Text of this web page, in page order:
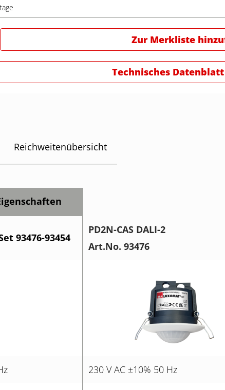
Zur Merkliste
Technisches Datenblatt
Reichweitenübersicht
93476-93454
PD2N-CAS DALI-2
Art.No. 93476
230 V AC ±10% 50 Hz